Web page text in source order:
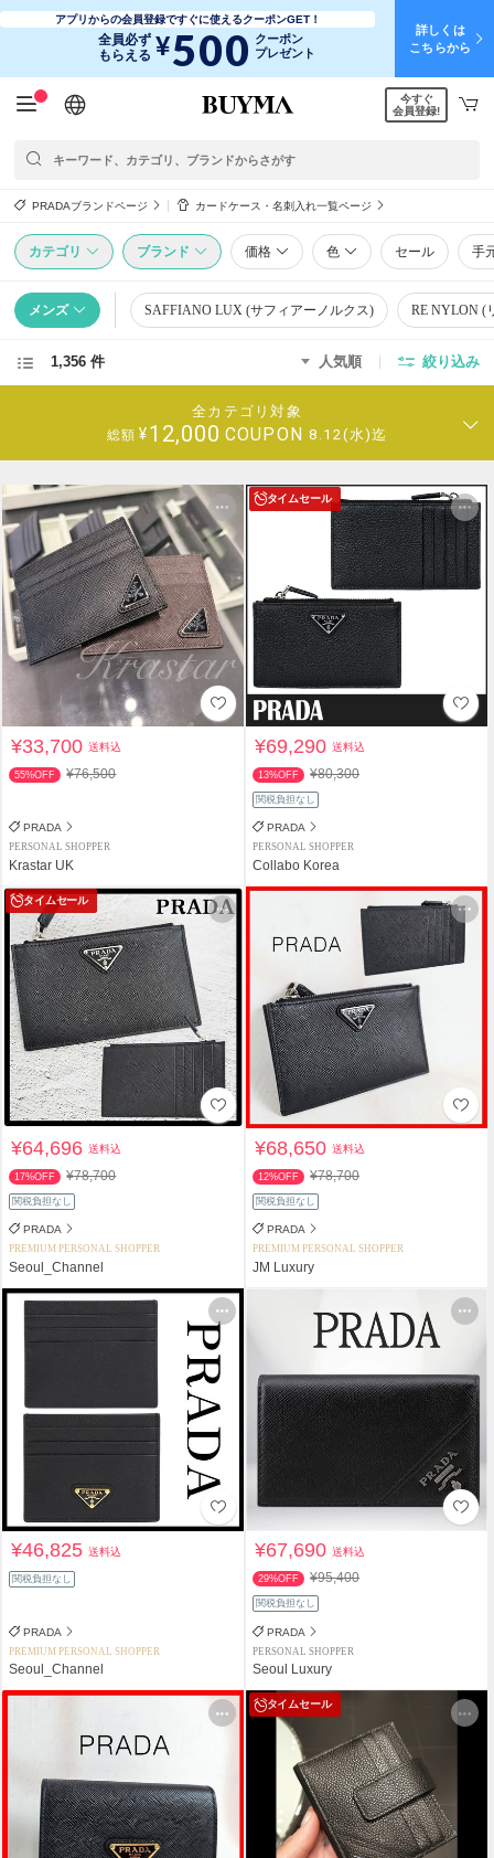
アプリからの会員登録ですぐに使えるクーポンGET！
全員必ず
もらえる ¥500 クーポン
プレゼント
詳しくは
こちらから
日本語
English
简体中文
繁體中文
今すぐ
会員登録!
PRADAブランドページ カードケース・名刺入れ一覧ページ
カテゴリ ブランド 価格 色 セール 手
メンズ SAFFIANO LUX (サフィアーノルクス) RE NYLON (
1,356 件 人気順 絞り込み
全カテゴリ対象
総額 ¥12,000 COUPON 8.12(水)迄
¥33,700送料込
55%OFF ¥76,500
PRADA
PERSONAL SHOPPER
Krastar UK
タイムセール
¥69,290送料込
13%OFF ¥80,300
関税負担なし
PRADA
PERSONAL SHOPPER
Collabo Korea
タイムセール
¥64,696送料込
17%OFF ¥78,700
関税負担なし
PRADA
PREMIUM PERSONAL SHOPPER
Seoul_Channel
¥68,650送料込
12%OFF ¥78,700
関税負担なし
PRADA
PREMIUM PERSONAL SHOPPER
JM Luxury
¥46,825送料込
関税負担なし
PRADA
PREMIUM PERSONAL SHOPPER
Seoul_Channel
¥67,690送料込
29%OFF ¥95,400
関税負担なし
PRADA
PERSONAL SHOPPER
Seoul Luxury
タイムセール